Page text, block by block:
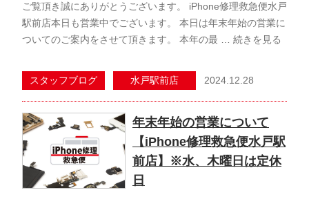
ご覧頂き誠にありがとうございます。 iPhone修理救急便水戸
駅前店本日も営業中でございます。 本日は年末年始の営業に
ついてのご案内をさせて頂きます。 本年の最 … 続きを見る
スタッフブログ 水戸駅前店 2024.12.28
年末年始の営業について
【iPhone修理救急便水戸駅
前店】※水、木曜日は定休
日